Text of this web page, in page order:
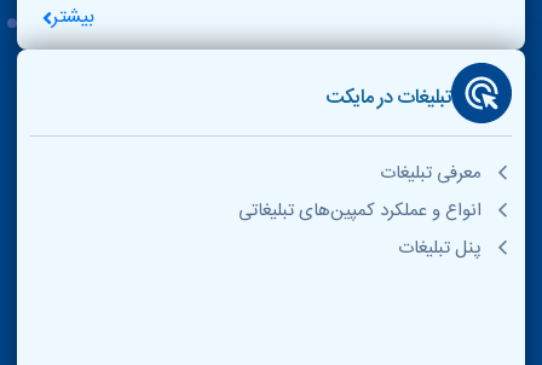
بیشتر
تبلیغات در مایکت
معرفی تبلیغات
انواع و عملکرد کمپین‌های تبلیغاتی
پنل تبلیغات